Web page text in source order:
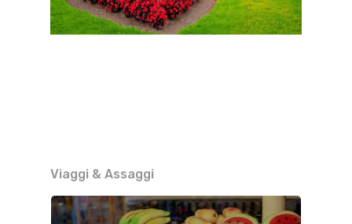
Viaggi & Assaggi